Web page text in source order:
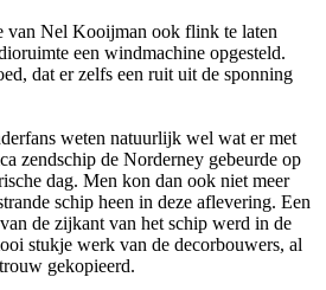
van Nel Kooijman ook flink te laten
een windmachine opgesteld.
dat er zelfs een ruit uit de sponning
weten natuurlijk wel wat er met
zendschip de Norderney gebeurde op
dag. Men kon dan ook niet meer
schip heen in deze aflevering. Een
de zijkant van het schip werd in de
stukje werk van de decorbouwers, al
gekopieerd.